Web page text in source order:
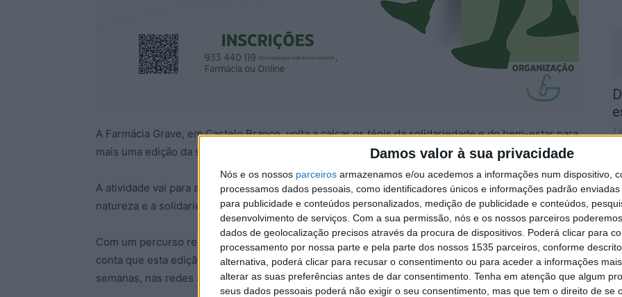
Damos valor à sua privacidade
Nós e os nossos parceiros armazenamos e/ou acedemos a informações num dispositivo,
processamos dados pessoais, como identificadores únicos e informações padrão
para publicidade e conteúdos personalizados, medição de publicidade e conteúdos,
desenvolvimento de serviços. Com a sua permissão, nós e os nossos parceiros
dados de geolocalização precisos através da procura de dispositivos. Poderá clicar para
processamento por nossa parte e pela parte dos nossos 1535 parceiros, conforme
alternativa, poderá clicar para recusar o consentimento ou para aceder a informações
alterar as suas preferências antes de dar consentimento. Tenha em atenção que algum
seus dados pessoais poderá não exigir o seu consentimento, mas que tem o direito de se
A Farmácia Grave, em Castelo Branco, volta a calçar os ténis da solidariedade e do bem-estar para
mais uma edição da sua já emblemática caminhada, marcada para 25 de maio (domingo, às 9h30).
A atividade vai para a sua 4ª edição, é gratuita, aberta a toda a comunidade, onde a saúde, a
natureza e a solidariedade andam de mãos dadas.
Com um percurso renovado, mas com passagem garantida pelo Parque do Barrocal, a farmácia
conta que esta edição promete ter novas surpresas, que vão sendo reveladas nas próximas
semanas, nas redes sociais.
7
7